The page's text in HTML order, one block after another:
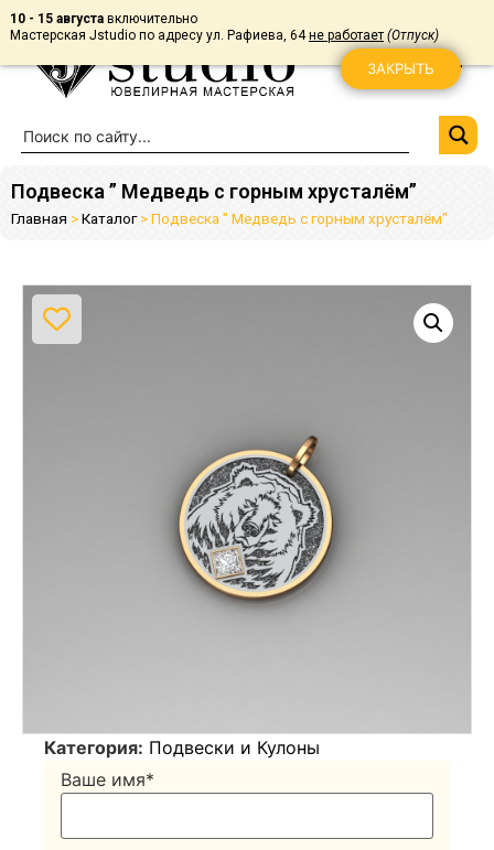
Подвеска ” Медведь с горным хрусталём”
Главная >Каталог>Подвеска " Медведь с горным хрусталём"
Категория: Подвески и Кулоны
Ваше имя*
10 - 15 августавключительно
Мастерская Jstudio по адресу ул. Рафиева, 64не работает (Отпуск)
ЗАКРЫТЬ